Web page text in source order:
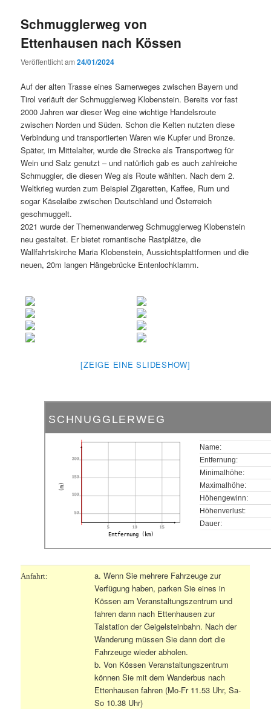
Schmugglerweg von
Ettenhausen nach Kössen
Veröffentlicht am24/01/2024
Auf der alten Trasse eines Samerweges zwischen Bayern und
Tirol verläuft der Schmugglerweg Klobenstein. Bereits vor fast
2000 Jahren war dieser Weg eine wichtige Handelsroute
zwischen Norden und Süden. Schon die Kelten nutzten diese
Verbindung und transportierten Waren wie Kupfer und Bronze.
Später, im Mittelalter, wurde die Strecke als Transportweg für
Wein und Salz genutzt – und natürlich gab es auch zahlreiche
Schmuggler, die diesen Weg als Route wählten. Nach dem 2.
Weltkrieg wurden zum Beispiel Zigaretten, Kaffee, Rum und
sogar Käselaibe zwischen Deutschland und Österreich
geschmuggelt.
2021 wurde der Themenwanderweg Schmugglerweg Klobenstein
neu gestaltet. Er bietet romantische Rastplätze, die
Wallfahrtskirche Maria Klobenstein, Aussichtsplattformen und die
neuen, 20m langen Hängebrücke Entenlochklamm.
[ZEIGE EINE SLIDESHOW]
SCHNUGGLERWEG
50
100
150
200
5 10 15
Entfernung (km)
(m)
Name:
Entfernung:
Minimalhöhe:
Maximalhöhe:
Höhengewinn:
Höhenverlust:
Dauer:
Anfahrt:
a. Wenn Sie mehrere Fahrzeuge zur
Verfügung haben, parken Sie eines in
Kössen am Veranstaltungszentrum und
fahren dann nach Ettenhausen zur
Talstation der Geigelsteinbahn. Nach der
Wanderung müssen Sie dann dort die
Fahrzeuge wieder abholen.
b. Von Kössen Veranstaltungszentrum
können Sie mit dem Wanderbus nach
Ettenhausen fahren (Mo-Fr 11.53 Uhr, Sa-
So 10.38 Uhr)